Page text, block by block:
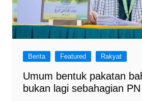
Berita Featured Rakyat
Umum bentuk pakatan
bukan lagi sebahagian